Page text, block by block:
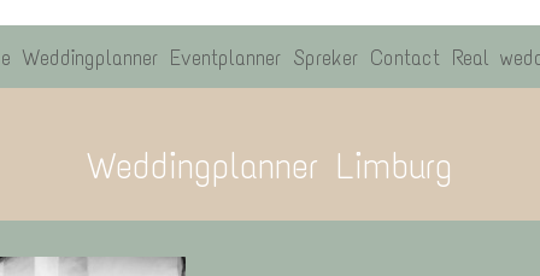
Weddingplanner Eventplanner Spreker Contact Real
Weddingplanner Limburg